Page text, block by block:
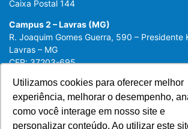
Utilizamos cookies para oferecer melhor
experiência, melhorar o desempenho,
como você interage em nosso site e
personalizar conteúdo. Ao utilizar este
Utilizamos cookies para oferecer melhor
experiência, melhorar o desempenho,
como você interage em nosso site e
personalizar conteúdo. Ao utilizar este
Caixa Postal 144
Campus 2 – Lavras (MG)
R. Joaquim Gomes Guerra, 590 – Presidente
Lavras – MG
CEP: 37203-695